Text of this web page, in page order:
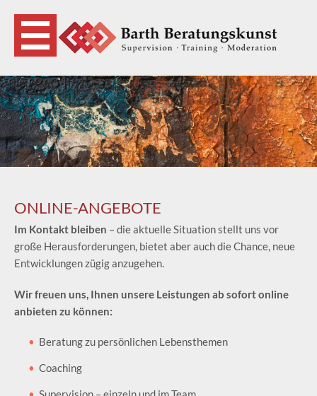
ONLINE-ANGEBOTE
Im Kontakt bleiben – die aktuelle Situation stellt uns vor
große Herausforderungen, bietet aber auch die Chance, neue
Entwicklungen zügig anzugehen.
Wir freuen uns, Ihnen unsere Leistungen ab sofort online
anbieten zu können:
Beratung zu persönlichen Lebensthemen
Coaching